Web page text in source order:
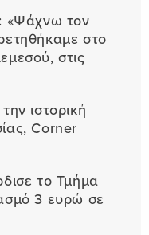
«Ψάχνω τον
στο
στις
ιστορική
Corner
το Τμήμα
3 ευρώ σε